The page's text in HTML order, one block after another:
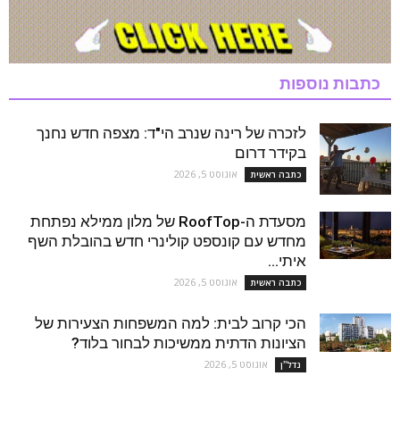
כתבות נוספות
לזכרה של רינה שנרב הי"ד: מצפה חדש נחנך
בקידר דרום
כתבה ראשית אוגוסט 5, 2026
מסעדת ה-RoofTop של מלון ממילא נפתחת
מחדש עם קונספט קולינרי חדש בהובלת השף
איתי...
כתבה ראשית אוגוסט 5, 2026
הכי קרוב לבית: למה המשפחות הצעירות של
הציונות הדתית ממשיכות לבחור בלוד?
נדל''ן אוגוסט 5, 2026